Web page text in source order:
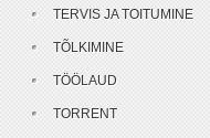
TERVIS JA TOITUMINE
TÕLKIMINE
TÖÖLAUD
TORRENT